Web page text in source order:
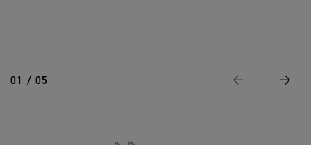
01 / 05 Page Précédente